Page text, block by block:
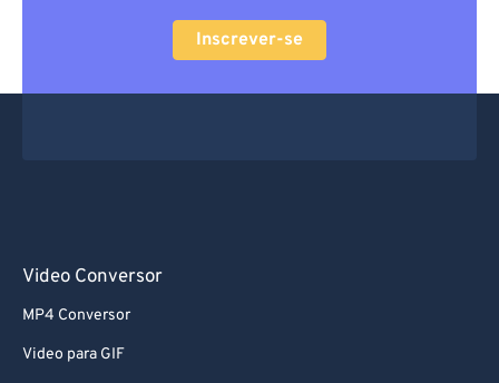
Inscrever-se
Video Conversor
MP4 Conversor
Video para GIF